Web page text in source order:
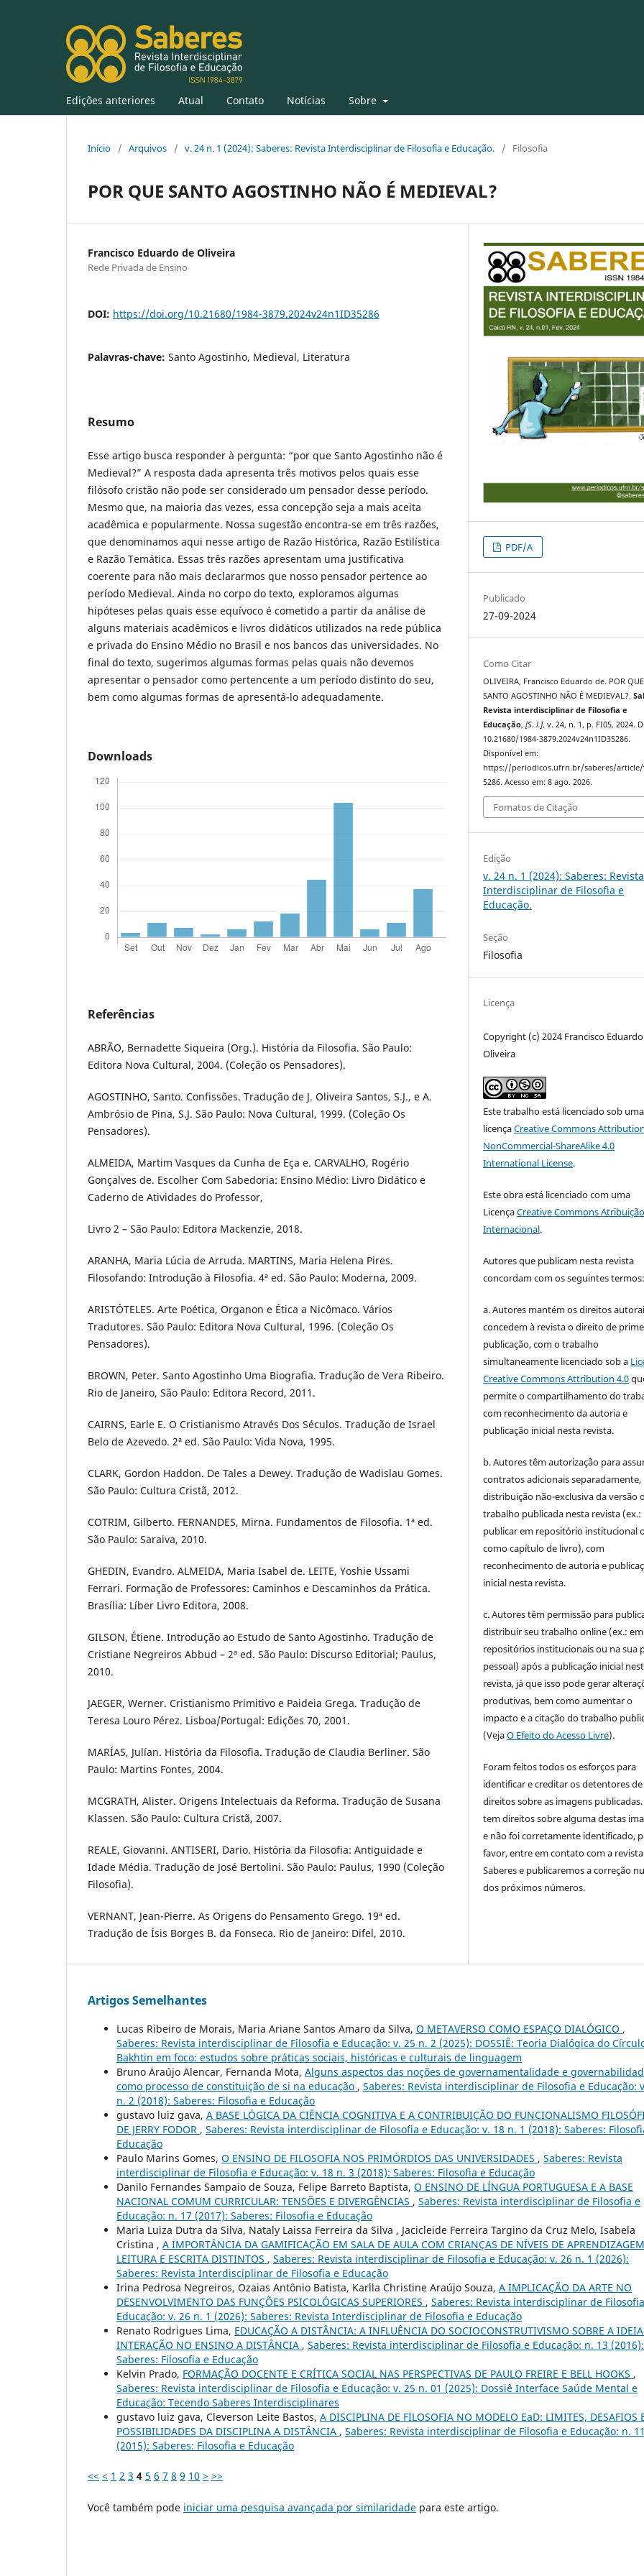
Edições anteriores Atual Contato Notícias Sobre
Início / Arquivos / v. 24 n. 1 (2024): Saberes: Revista Interdisciplinar de Filosofia e Educação. / Filosofia
POR QUE SANTO AGOSTINHO NÃO É MEDIEVAL?
Francisco Eduardo de Oliveira
Rede Privada de Ensino
DOI: https://doi.org/10.21680/1984-3879.2024v24n1ID35286
Palavras-chave: Santo Agostinho, Medieval, Literatura
Resumo
Esse artigo busca responder à pergunta: “por que Santo Agostinho não é
Medieval?” A resposta dada apresenta três motivos pelos quais esse
filósofo cristão não pode ser considerado um pensador desse período.
Mesmo que, na maioria das vezes, essa concepção seja a mais aceita
acadêmica e popularmente. Nossa sugestão encontra-se em três razões,
que denominamos aqui nesse artigo de Razão Histórica, Razão Estilística
e Razão Temática. Essas três razões apresentam uma justificativa
coerente para não mais declararmos que nosso pensador pertence ao
período Medieval. Ainda no corpo do texto, exploramos algumas
hipóteses pelas quais esse equívoco é cometido a partir da análise de
alguns materiais acadêmicos e livros didáticos utilizados na rede pública
e privada do Ensino Médio no Brasil e nos bancos das universidades. No
final do texto, sugerimos algumas formas pelas quais não devemos
apresentar o pensador como pertencente a um período distinto do seu,
bem como algumas formas de apresentá-lo adequadamente.
Downloads
Referências
ABRÃO, Bernadette Siqueira (Org.). História da Filosofia. São Paulo:
Editora Nova Cultural, 2004. (Coleção os Pensadores).
AGOSTINHO, Santo. Confissões. Tradução de J. Oliveira Santos, S.J., e A.
Ambrósio de Pina, S.J. São Paulo: Nova Cultural, 1999. (Coleção Os
Pensadores).
ALMEIDA, Martim Vasques da Cunha de Eça e. CARVALHO, Rogério
Gonçalves de. Escolher Com Sabedoria: Ensino Médio: Livro Didático e
Caderno de Atividades do Professor,
Livro 2 – São Paulo: Editora Mackenzie, 2018.
ARANHA, Maria Lúcia de Arruda. MARTINS, Maria Helena Pires.
Filosofando: Introdução à Filosofia. 4ª ed. São Paulo: Moderna, 2009.
ARISTÓTELES. Arte Poética, Organon e Ética a Nicômaco. Vários
Tradutores. São Paulo: Editora Nova Cultural, 1996. (Coleção Os
Pensadores).
BROWN, Peter. Santo Agostinho Uma Biografia. Tradução de Vera Ribeiro.
Rio de Janeiro, São Paulo: Editora Record, 2011.
CAIRNS, Earle E. O Cristianismo Através Dos Séculos. Tradução de Israel
Belo de Azevedo. 2ª ed. São Paulo: Vida Nova, 1995.
CLARK, Gordon Haddon. De Tales a Dewey. Tradução de Wadislau Gomes.
São Paulo: Cultura Cristã, 2012.
COTRIM, Gilberto. FERNANDES, Mirna. Fundamentos de Filosofia. 1ª ed.
São Paulo: Saraiva, 2010.
GHEDIN, Evandro. ALMEIDA, Maria Isabel de. LEITE, Yoshie Ussami
Ferrari. Formação de Professores: Caminhos e Descaminhos da Prática.
Brasília: Líber Livro Editora, 2008.
GILSON, Étiene. Introdução ao Estudo de Santo Agostinho. Tradução de
Cristiane Negreiros Abbud – 2ª ed. São Paulo: Discurso Editorial; Paulus,
2010.
JAEGER, Werner. Cristianismo Primitivo e Paideia Grega. Tradução de
Teresa Louro Pérez. Lisboa/Portugal: Edições 70, 2001.
MARÍAS, Julían. História da Filosofia. Tradução de Claudia Berliner. São
Paulo: Martins Fontes, 2004.
MCGRATH, Alister. Origens Intelectuais da Reforma. Tradução de Susana
Klassen. São Paulo: Cultura Cristã, 2007.
REALE, Giovanni. ANTISERI, Dario. História da Filosofia: Antiguidade e
Idade Média. Tradução de José Bertolini. São Paulo: Paulus, 1990 (Coleção
Filosofia).
VERNANT, Jean-Pierre. As Origens do Pensamento Grego. 19ª ed.
Tradução de Ísis Borges B. da Fonseca. Rio de Janeiro: Difel, 2010.
PDF/A
Publicado
27-09-2024
Como Citar
OLIVEIRA, Francisco Eduardo de. POR QUE
SANTO AGOSTINHO NÃO É MEDIEVAL?.
Revista interdisciplinar de Filosofia e
Educação,[S. l.], v. 24, n. 1, p. FI05, 2024.
10.21680/1984-3879.2024v24n1ID35286.
Disponível em:
https://periodicos.ufrn.br/saberes/
5286. Acesso em: 8 ago. 2026.
Fomatos de Citação
Edição
v. 24 n. 1 (2024): Saberes: Revista
Interdisciplinar de Filosofia e
Educação.
Seção
Filosofia
Licença
Copyright (c) 2024 Francisco
Oliveira
Este trabalho está licenciado sob uma
licençaCreative Commons
NonCommercial-ShareAlike 4.0
International License.
Este obra está licenciado com uma
LicençaCreative Commons
Internacional.
Autores que publicam nesta revista
concordam com os seguintes termos:
a. Autores mantém os direitos
concedem à revista o direito de
publicação, com o trabalho
simultaneamente licenciado sob a
Creative Commons Attribution 4.0
permite o compartilhamento do
com reconhecimento da autoria e
publicação inicial nesta revista.
b. Autores têm autorização para
contratos adicionais separadamente,
distribuição não-exclusiva da versão
trabalho publicada nesta revista (ex.:
publicar em repositório institucional
como capítulo de livro), com
reconhecimento de autoria e
inicial nesta revista.
c. Autores têm permissão para
distribuir seu trabalho online (ex.: em
repositórios institucionais ou na sua
pessoal) após a publicação inicial
revista, já que isso pode gerar
produtivas, bem como aumentar o
impacto e a citação do trabalho
(VejaO Efeito do Acesso Livre).
Foram feitos todos os esforços para
identificar e creditar os detentores de
direitos sobre as imagens publicadas.
tem direitos sobre alguma destas
e não foi corretamente identificado,
favor, entre em contato com a revista
Saberes e publicaremos a correção
dos próximos números.
Artigos Semelhantes
Lucas Ribeiro de Morais, Maria Ariane Santos Amaro da Silva, O METAVERSO COMO ESPAÇO DIALÓGICO ,
Saberes: Revista interdisciplinar de Filosofia e Educação: v. 25 n. 2 (2025): DOSSIÊ: Teoria Dialógica do
Bakhtin em foco: estudos sobre práticas sociais, históricas e culturais de linguagem
Bruno Araújo Alencar, Fernanda Mota, Alguns aspectos das noções de governamentalidade e
como processo de constituição de si na educação , Saberes: Revista interdisciplinar de Filosofia e Educação:
n. 2 (2018): Saberes: Filosofia e Educação
gustavo luiz gava, A BASE LÓGICA DA CIÊNCIA COGNITIVA E A CONTRIBUIÇÃO DO FUNCIONALISMO
DE JERRY FODOR , Saberes: Revista interdisciplinar de Filosofia e Educação: v. 18 n. 1 (2018): Saberes:
Educação
Paulo Marins Gomes, O ENSINO DE FILOSOFIA NOS PRIMÓRDIOS DAS UNIVERSIDADES , Saberes: Revista
interdisciplinar de Filosofia e Educação: v. 18 n. 3 (2018): Saberes: Filosofia e Educação
Danilo Fernandes Sampaio de Souza, Felipe Barreto Baptista, O ENSINO DE LÍNGUA PORTUGUESA E A BASE
NACIONAL COMUM CURRICULAR: TENSÕES E DIVERGÊNCIAS , Saberes: Revista interdisciplinar de Filosofia e
Educação: n. 17 (2017): Saberes: Filosofia e Educação
Maria Luiza Dutra da Silva, Nataly Laissa Ferreira da Silva , Jacicleide Ferreira Targino da Cruz Melo, Isabela
Cristina , A IMPORTÂNCIA DA GAMIFICAÇÃO EM SALA DE AULA COM CRIANÇAS DE NÍVEIS DE
LEITURA E ESCRITA DISTINTOS , Saberes: Revista interdisciplinar de Filosofia e Educação: v. 26 n. 1 (2026):
Saberes: Revista Interdisciplinar de Filosofia e Educação
Irina Pedrosa Negreiros, Ozaias Antônio Batista, Karlla Christine Araújo Souza, A IMPLICAÇÃO DA ARTE NO
DESENVOLVIMENTO DAS FUNÇÕES PSICOLÓGICAS SUPERIORES , Saberes: Revista interdisciplinar de
Educação: v. 26 n. 1 (2026): Saberes: Revista Interdisciplinar de Filosofia e Educação
Renato Rodrigues Lima, EDUCAÇÃO A DISTÂNCIA: A INFLUÊNCIA DO SOCIOCONSTRUTIVISMO SOBRE A
INTERAÇÃO NO ENSINO A DISTÂNCIA , Saberes: Revista interdisciplinar de Filosofia e Educação: n. 13 (2016):
Saberes: Filosofia e Educação
Kelvin Prado, FORMAÇÃO DOCENTE E CRÍTICA SOCIAL NAS PERSPECTIVAS DE PAULO FREIRE E BELL HOOKS ,
Saberes: Revista interdisciplinar de Filosofia e Educação: v. 25 n. 01 (2025): Dossiê Interface Saúde Mental e
Educação: Tecendo Saberes Interdisciplinares
gustavo luiz gava, Cleverson Leite Bastos, A DISCIPLINA DE FILOSOFIA NO MODELO EaD: LIMITES, DESAFIOS
POSSIBILIDADES DA DISCIPLINA A DISTÂNCIA , Saberes: Revista interdisciplinar de Filosofia e Educação: n. 11
(2015): Saberes: Filosofia e Educação
<< < 1 2 3 4 5 6 7 8 9 10 > >>
Você também pode iniciar uma pesquisa avançada por similaridade para este artigo.